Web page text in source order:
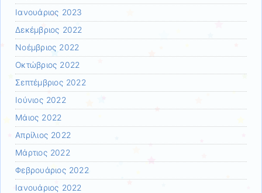
Ιανουάριος 2023
Δεκέμβριος 2022
Νοέμβριος 2022
Οκτώβριος 2022
Σεπτέμβριος 2022
Ιούνιος 2022
Μάιος 2022
Απρίλιος 2022
Μάρτιος 2022
Φεβρουάριος 2022
Ιανουάριος 2022